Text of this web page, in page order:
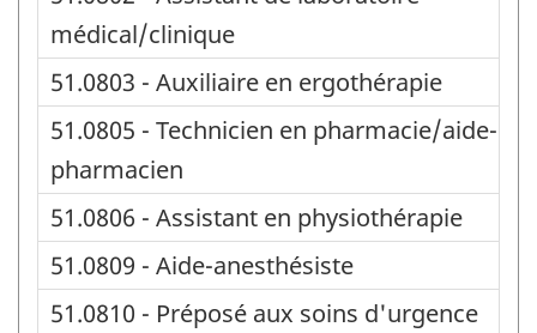
médical/clinique
51.0803 - Auxiliaire en ergothérapie
51.0805 - Technicien en pharmacie/aide-
pharmacien
51.0806 - Assistant en physiothérapie
51.0809 - Aide-anesthésiste
51.0810 - Préposé aux soins d'urgence